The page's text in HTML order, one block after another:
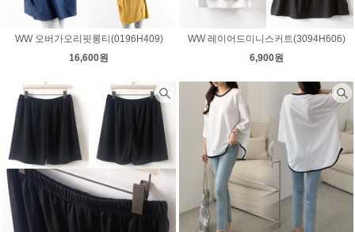
WW 오버가오리핏롱티(0196H409)
16,600원
WW 레이어드미니스커트(3094H606)
6,900원